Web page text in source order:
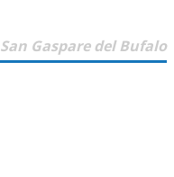
San Gaspare del Bufalo